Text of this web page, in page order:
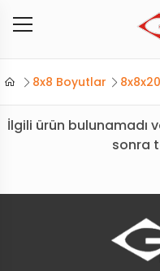
8x8 Boyutlar
İlgili ürün bulunamadı
sonra